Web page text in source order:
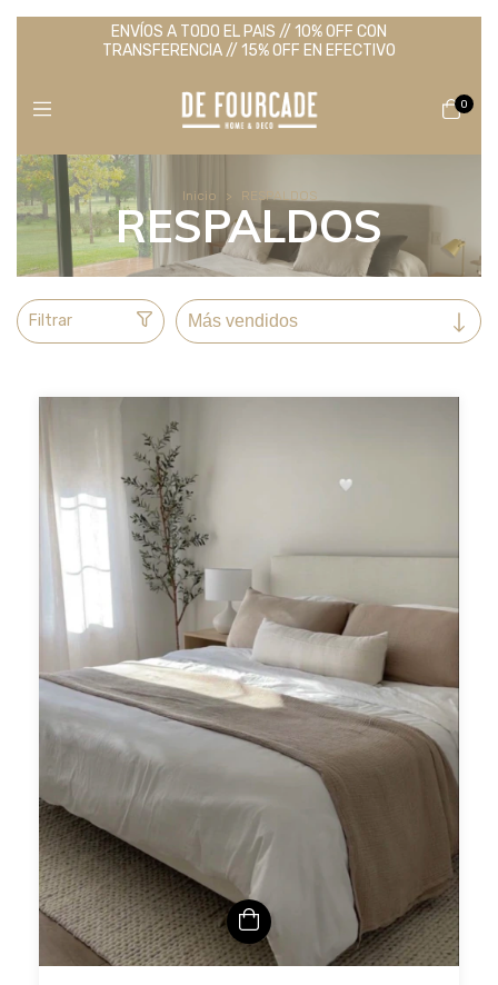
ENVÍOS A TODO EL PAIS // 10% OFF CON
TRANSFERENCIA // 15% OFF EN EFECTIVO
0
Inicio > RESPALDOS
RESPALDOS
Filtrar